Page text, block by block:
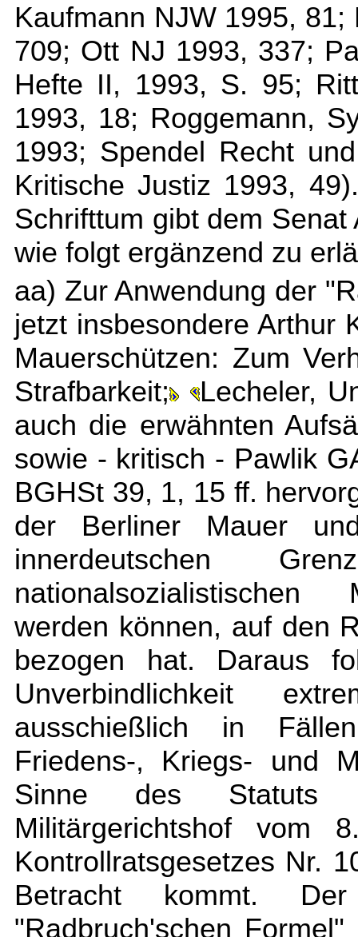
Kaufmann NJW 1995,
709; Ott NJ 1993, 337;
Hefte II, 1993, S. 95;
1993, 18; Roggemann,
1993; Spendel Recht
Kritische Justiz 1993,
Schrifttum gibt dem
wie folgt ergänzend zu
aa) Zur Anwendung der
jetzt insbesondere Arthur
Mauerschützen: Zum
Strafbarkeit;
Lecheler,
auch die erwähnten
sowie - kritisch - Pawlik
BGHSt 39, 1, 15 ff.
der Berliner Mauer
innerdeutschen
nationalsozialistischen
werden können, auf den
bezogen hat. Daraus
Unverbindlichkeit
ausschießlich in
Friedens-, Kriegs- und
Sinne des Statuts
Militärgerichtshof vom
Kontrollratsgesetzes Nr.
Betracht kommt. Der
"Radbruch'schen